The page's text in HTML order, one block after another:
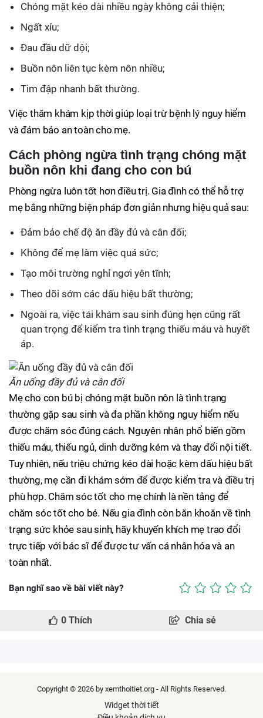
Chóng mặt kéo dài nhiều ngày không cải thiện;
Ngất xỉu;
Đau đầu dữ dội;
Buồn nôn liên tục kèm nôn nhiều;
Tim đập nhanh bất thường.
Việc thăm khám kịp thời giúp loại trừ bệnh lý nguy hiểm
và đảm bảo an toàn cho mẹ.
Cách phòng ngừa tình trạng chóng mặt
buồn nôn khi đang cho con bú
Phòng ngừa luôn tốt hơn điều trị. Gia đình có thể hỗ trợ
mẹ bằng những biện pháp đơn giản nhưng hiệu quả sau:
Đảm bảo chế độ ăn đầy đủ và cân đối;
Không để mẹ làm việc quá sức;
Tạo môi trường nghỉ ngơi yên tĩnh;
Theo dõi sớm các dấu hiệu bất thường;
Ngoài ra, việc tái khám sau sinh đúng hẹn cũng rất
quan trọng để kiểm tra tình trạng thiếu máu và huyết
áp.
Ăn uống đầy đủ và cân đối
Mẹ cho con bú bị chóng mặt buồn nôn là tình trạng
thường gặp sau sinh và đa phần không nguy hiểm nếu
được chăm sóc đúng cách. Nguyên nhân phổ biến gồm
thiếu máu, thiếu ngủ, dinh dưỡng kém và thay đổi nội tiết.
Tuy nhiên, nếu triệu chứng kéo dài hoặc kèm dấu hiệu bất
thường, mẹ cần đi khám sớm để được kiểm tra và điều trị
phù hợp. Chăm sóc tốt cho mẹ chính là nền tảng để
chăm sóc tốt cho bé. Nếu gia đình còn băn khoăn về tình
trạng sức khỏe sau sinh, hãy khuyến khích mẹ trao đổi
trực tiếp với bác sĩ để được tư vấn cá nhân hóa và an
toàn nhất.
Bạn nghĩ sao về bài viết này?
0 Thích Chia sẻ
Copyright © 2026 by xemthoitiet.org - All Rights Reserved.
Widget thời tiết